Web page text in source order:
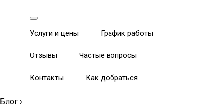
Услуги и цены График работы
Отзывы Частые вопросы
Контакты Как добраться
Блог ›